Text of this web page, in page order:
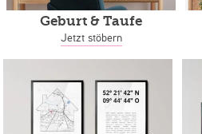
Geburt & Taufe
Jetzt stöbern